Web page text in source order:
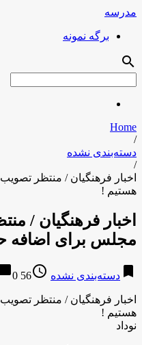
مدرسه
برگه نمونه
search
Home
/
دسته‌بندی نشده
/
اخبار فرهنگیان / منتظر
هستیم !
اخبار فرهنگیان /
مجلس برای اضافه
bookmark دسته‌بندی نشده access_time
56 years ago
0
اخبار فرهنگیان / منتظر
هستیم !
نوداد